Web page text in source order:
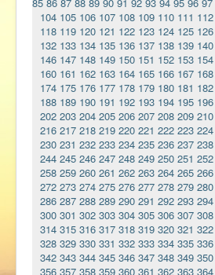
104 105 106 107 108 109 110 111 112
118 119 120 121 122 123 124 125 126
132 133 134 135 136 137 138 139 140
146 147 148 149 150 151 152 153 154
160 161 162 163 164 165 166 167 168
174 175 176 177 178 179 180 181 182
188 189 190 191 192 193 194 195 196
202 203 204 205 206 207 208 209 210
216 217 218 219 220 221 222 223 224
230 231 232 233 234 235 236 237 238
244 245 246 247 248 249 250 251 252
258 259 260 261 262 263 264 265 266
272 273 274 275 276 277 278 279 280
286 287 288 289 290 291 292 293 294
300 301 302 303 304 305 306 307 308
314 315 316 317 318 319 320 321 322
328 329 330 331 332 333 334 335 336
342 343 344 345 346 347 348 349 350
356 357 358 359 360 361 362 363 364